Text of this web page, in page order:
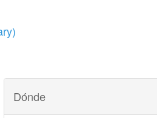
)
Dónde